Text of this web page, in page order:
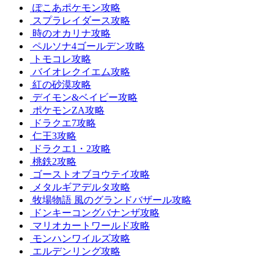
ぽこあポケモン攻略
スプラレイダース攻略
時のオカリナ攻略
ペルソナ4ゴールデン攻略
トモコレ攻略
バイオレクイエム攻略
紅の砂漠攻略
デイモン&ベイビー攻略
ポケモンZA攻略
ドラクエ7攻略
仁王3攻略
ドラクエ1・2攻略
桃鉄2攻略
ゴーストオブヨウテイ攻略
メタルギアデルタ攻略
牧場物語 風のグランドバザール攻略
ドンキーコングバナンザ攻略
マリオカートワールド攻略
モンハンワイルズ攻略
エルデンリング攻略